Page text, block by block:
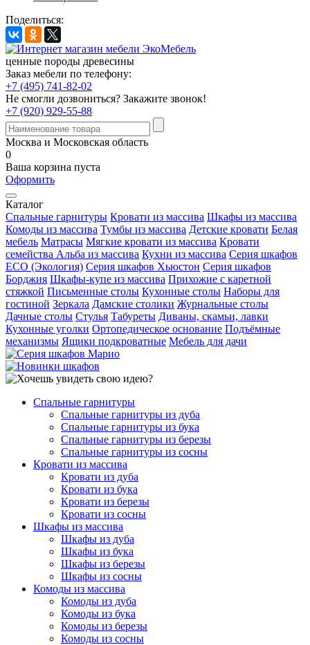
Поделиться:
ценные породы древесины
Заказ мебели по телефону:
+7 (495) 741-82-02
Не смогли дозвониться? Закажите звонок!
+7 (920) 929-55-88
Москва и Московская область
0
Ваша корзина пуста
Оформить
Каталог
Спальные гарнитуры Кровати из массива Шкафы из массива
Комоды из массива Тумбы из массива Детские кровати Белая
мебель Матрасы Мягкие кровати из массива Кровати
семейства Альба из массива Кухни из массива Серия шкафов
ECO (Экология) Серия шкафов Хьюстон Серия шкафов
Борджия Шкафы-купе из массива Прихожие с каретной
стяжкой Письменные столы Кухонные столы Наборы для
гостиной Зеркала Дамские столики Журнальные столы
Дачные столы Стулья Табуреты Диваны, скамьи, лавки
Кухонные уголки Ортопедическое основание Подъёмные
механизмы Ящики подкроватные Мебель для дачи
Спальные гарнитуры
Спальные гарнитуры из дуба
Спальные гарнитуры из бука
Спальные гарнитуры из березы
Спальные гарнитуры из сосны
Кровати из массива
Кровати из дуба
Кровати из бука
Кровати из березы
Кровати из сосны
Шкафы из массива
Шкафы из дуба
Шкафы из бука
Шкафы из березы
Шкафы из сосны
Комоды из массива
Комоды из дуба
Комоды из бука
Комоды из березы
Комоды из сосны